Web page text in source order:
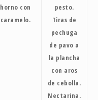
horno con
caramelo.
pesto.
Tiras de
pechuga
de pavo a
la plancha
con aros
de cebolla.
Nectarina.